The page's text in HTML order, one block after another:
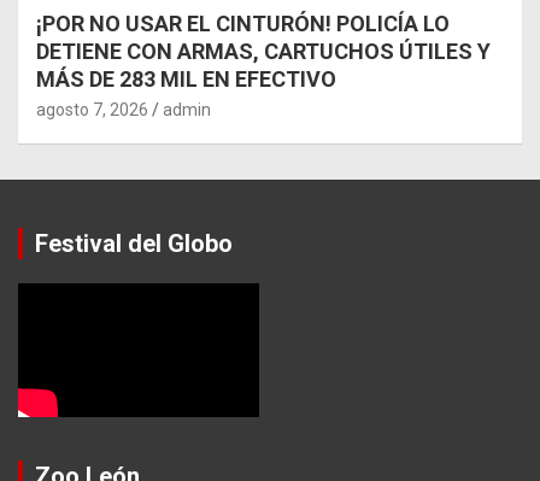
¡POR NO USAR EL CINTURÓN! POLICÍA LO
DETIENE CON ARMAS, CARTUCHOS ÚTILES Y
MÁS DE 283 MIL EN EFECTIVO
agosto 7, 2026 admin
Festival del Globo